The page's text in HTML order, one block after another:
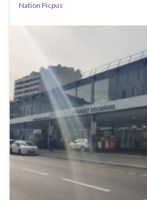
Nation Picpus